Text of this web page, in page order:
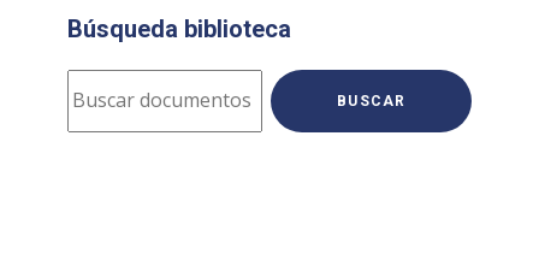
Búsqueda biblioteca
BUSCAR